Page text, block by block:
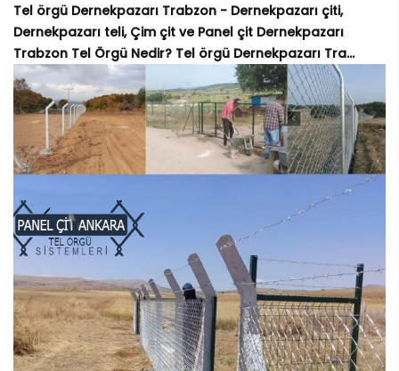
Tel örgü Dernekpazarı Trabzon - Dernekpazarı çiti,
Dernekpazarı teli, Çim çit ve Panel çit Dernekpazarı
Trabzon Tel Örgü Nedir? Tel örgü Dernekpazarı Tra...